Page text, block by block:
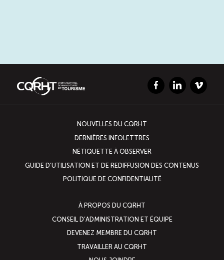
FacebookLinkedInVimeo
NOUVELLES DU CQRHT
DERNIÈRES INFOLETTRES
NÉTIQUETTE À OBSERVER
GUIDE D’UTILISATION ET DE REDIFFUSION DES CONTENUS
POLITIQUE DE CONFIDENTIALITÉ
À PROPOS DU CQRHT
CONSEIL D’ADMINISTRATION ET ÉQUIPE
DEVENEZ MEMBRE DU CQRHT
TRAVAILLER AU CQRHT